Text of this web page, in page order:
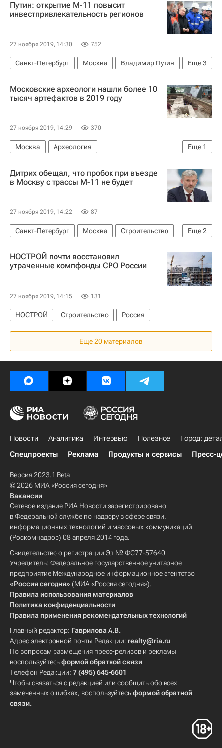
Путин: открытие М-11 повысит
инвестпривлекательность регионов
27 ноября 2019, 14:30 752
Еще3
Санкт-Петербург Москва
Владимир Путин
Регионы
Дороги Россия
Московские археологи нашли более 10
тысяч артефактов в 2019 году
27 ноября 2019, 14:29 370
Еще 1
Москва
Археология
Департамент культурного наследия
Дитрих обещал, что пробок при въезде
в Москву с трассы М-11 не будет
27 ноября 2019, 14:22 87
Еще2
Санкт-Петербург Москва
Строительство
Инфраструктура
Дороги
НОСТРОЙ почти восстановил
утраченные компфонды СРО России
27 ноября 2019, 14:15 131
НОСТРОЙ Строительство Россия
Еще 20 материалов
Новости Аналитика Интервью Полезное
Город:
Спецпроекты
Реклама Продукты и сервисы Пресс-
Версия 2023.1 Beta
© 2026 МИА «Россия сегодня»
Вакансии
Сетевое издание РИА Новости зарегистрировано
в Федеральной службе по надзору в сфере связи,
информационных технологий и массовых коммуникаций
(Роскомнадзор) 08 апреля 2014 года.
Свидетельство о регистрации Эл № ФС77-57640
Учредитель: Федеральное государственное унитарное
предприятие Международное информационное агентство
«Россия сегодня» (МИА «Россия сегодня»).
Правила использования материалов
Политика конфиденциальности
Правила применения рекомендательных технологий
Главный редактор: Гаврилова А.В.
Адрес электронной почты Редакции: realty@ria.ru
По вопросам размещения пресс-релизов и рекламы
воспользуйтесьформой обратной связи
Телефон Редакции: 7 (495) 645-6601
Чтобы связаться с редакцией или сообщить обо всех
замеченных ошибках, воспользуйтесьформой обратной
связи.